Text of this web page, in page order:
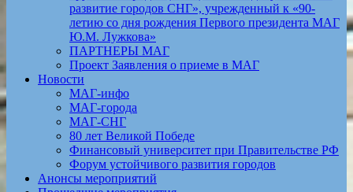
развитие городов СНГ», учрежденный к «90-
летию со дня рождения Первого президента МАГ
Ю.М. Лужкова»
ПАРТНЕРЫ МАГ
Проект Заявления о приеме в МАГ
Новости
МАГ-инфо
МАГ-города
МАГ-СНГ
80 лет Великой Победе
Финансовый университет при Правительстве РФ
Форум устойчивого развития городов
Анонсы мероприятий